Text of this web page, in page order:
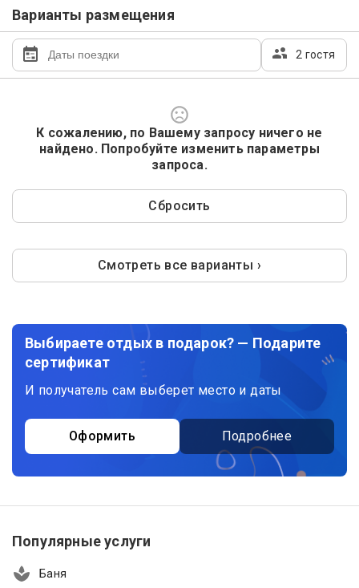
Варианты размещения
2 гостя
К сожалению, по Вашему запросу ничего не
найдено. Попробуйте изменить параметры
запроса.
Сбросить
Смотреть все варианты ›
Выбираете отдых в подарок? — Подарите
сертификат
И получатель сам выберет место и даты
Оформить Подробнее
Популярные услуги
Баня